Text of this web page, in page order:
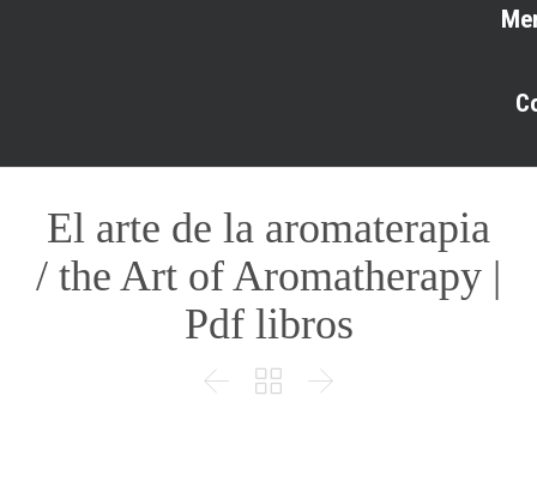
El arte de la aromaterapia
/ the Art of Aromatherapy |
Pdf libros
  